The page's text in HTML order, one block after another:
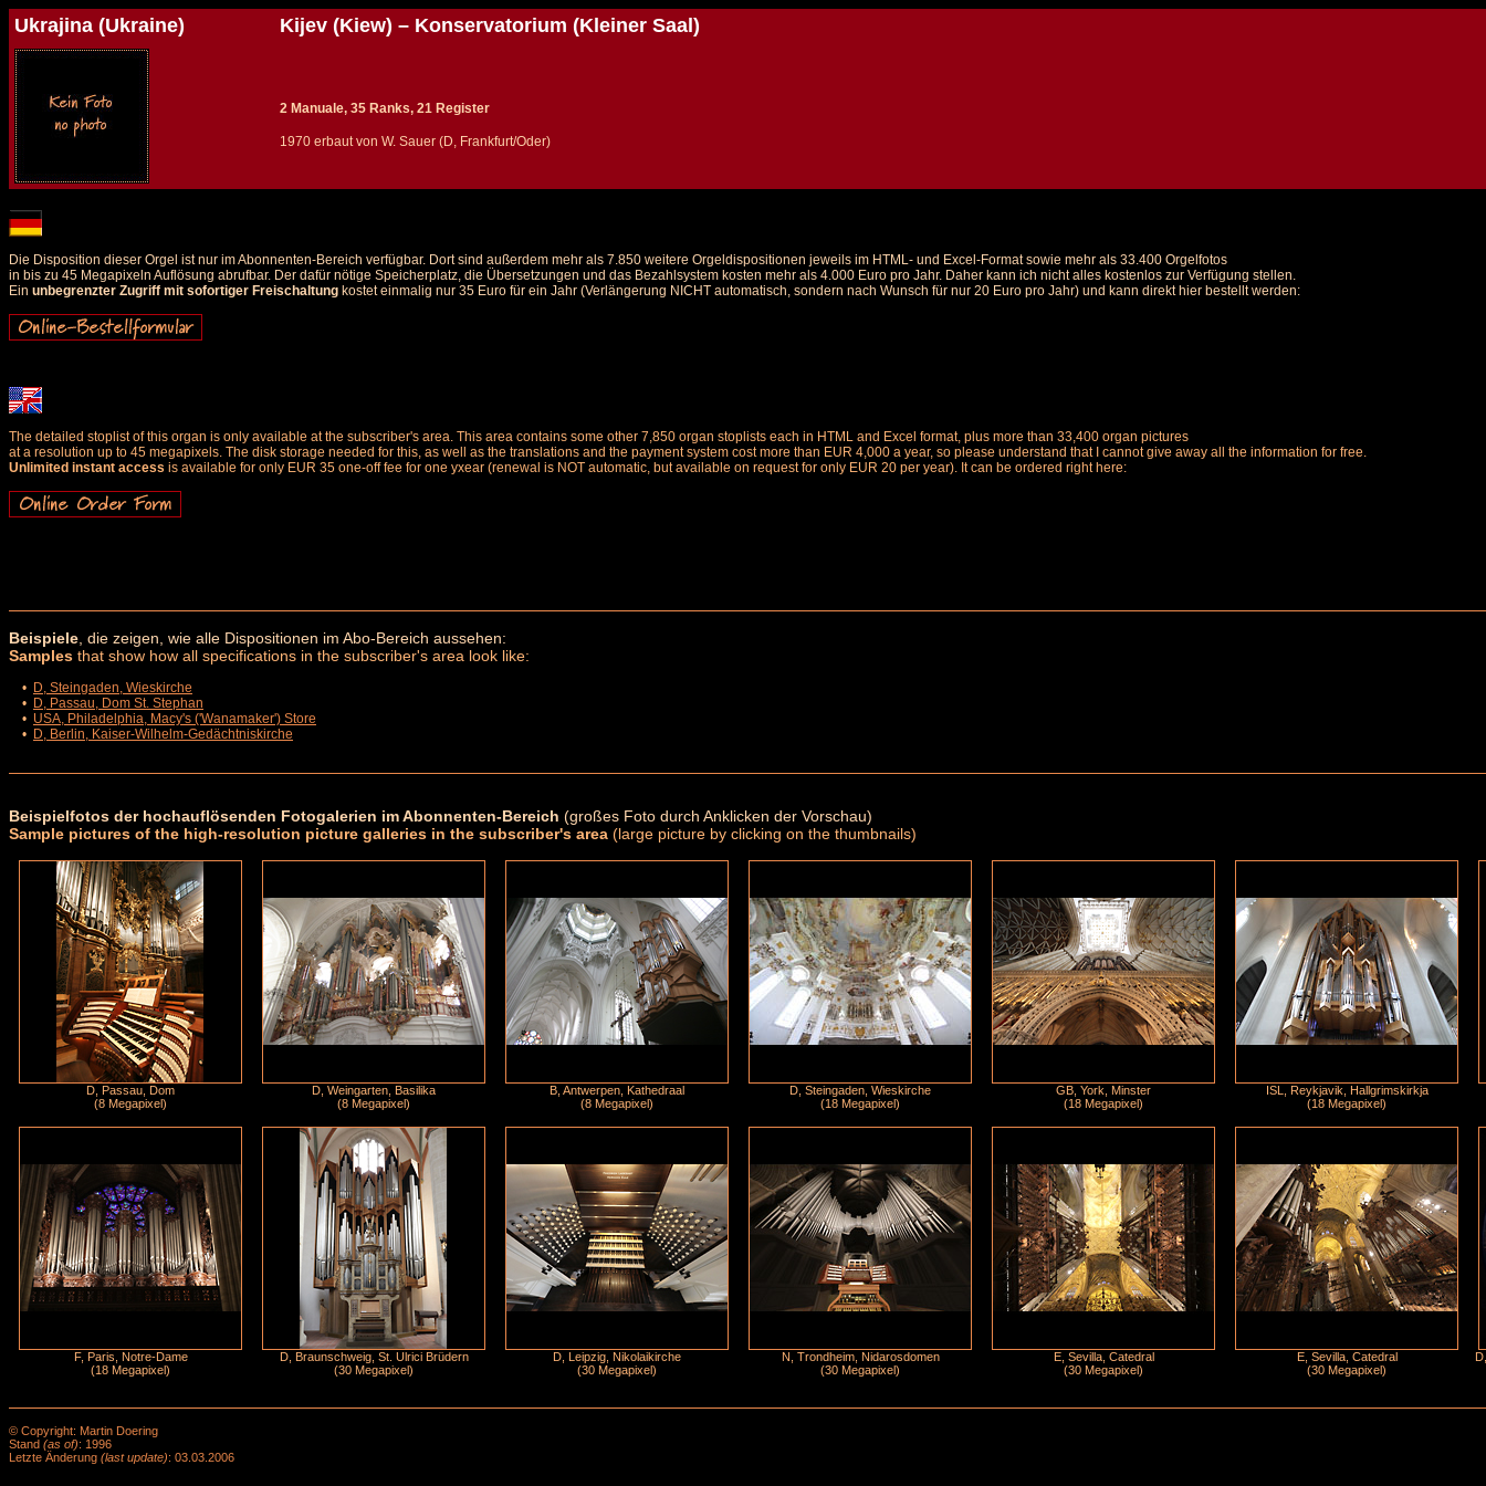
Ukrajina (Ukraine) Kijev (Kiew) – Konservatorium (Kleiner Saal)
2 Manuale, 35 Ranks, 21 Register
1970 erbaut von W. Sauer (D, Frankfurt/Oder)
Die Disposition dieser Orgel ist nur im Abonnenten-Bereich verfügbar. Dort sind außerdem mehr als 7.850 weitere Orgeldispositionen jeweils im HTML- und Excel-Format sowie mehr als 33.400 Orgelfotos
in bis zu 45 Megapixeln Auflösung abrufbar. Der dafür nötige Speicherplatz, die Übersetzungen und das Bezahlsystem kosten mehr als 4.000 Euro pro Jahr. Daher kann ich nicht alles kostenlos zur Verfügung stellen.
Ein unbegrenzter Zugriff mit sofortiger Freischaltung kostet einmalig nur 35 Euro für ein Jahr (Verlängerung NICHT automatisch, sondern nach Wunsch für nur 20 Euro pro Jahr) und kann direkt hier bestellt werden:
The detailed stoplist of this organ is only available at the subscriber's area. This area contains some other 7,850 organ stoplists each in HTML and Excel format, plus more than 33,400 organ pictures
at a resolution up to 45 megapixels. The disk storage needed for this, as well as the translations and the payment system cost more than EUR 4,000 a year, so please understand that I cannot give away all the information for free.
Unlimited instant access is available for only EUR 35 one-off fee for one yxear (renewal is NOT automatic, but available on request for only EUR 20 per year). It can be ordered right here:
Beispiele , die zeigen, wie alle Dispositionen im Abo-Bereich aussehen:
Samples that show how all specifications in the subscriber's area look like:
• D, Steingaden, Wieskirche
• D, Passau, Dom St. Stephan
• USA, Philadelphia, Macy's ('Wanamaker') Store
• D, Berlin, Kaiser-Wilhelm-Gedächtniskirche
Beispielfotos der hochauflösenden Fotogalerien im Abonnenten-Bereich (großes Foto durch Anklicken der Vorschau)
Sample pictures of the high-resolution picture galleries in the subscriber's area (large picture by clicking on the thumbnails)
D, Passau, Dom
(8 Megapixel)
D, Weingarten, Basilika
(8 Megapixel)
B, Antwerpen, Kathedraal
(8 Megapixel)
D, Steingaden, Wieskirche
(18 Megapixel)
GB, York, Minster
(18 Megapixel)
ISL, Reykjavik, Hallgrimskirkja
(18 Megapixel)
F, Paris, Notre-Dame
(18 Megapixel)
D, Braunschweig, St. Ulrici Brüdern
(30 Megapixel)
D, Leipzig, Nikolaikirche
(30 Megapixel)
N, Trondheim, Nidarosdomen
(30 Megapixel)
E, Sevilla, Catedral
(30 Megapixel)
E, Sevilla, Catedral
(30 Megapixel)
© Copyright: Martin Doering
Stand (as of): 1996
Letzte Änderung (last update): 03.03.2006